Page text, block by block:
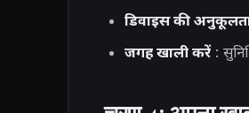
डिवाइस की
जगह खाली करें: